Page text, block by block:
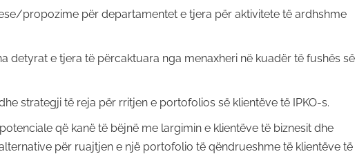
propozime për departamentet e tjera për aktivitete të ardhshme
detyrat e tjera të përcaktuara nga menaxheri në kuadër të fushës së
strategji të reja për rritjen e portofolios së klientëve të IPKO-s.
që kanë të bëjnë me largimin e klientëve të biznesit dhe
për ruajtjen e një portofolio të qëndrueshme të klientëve të